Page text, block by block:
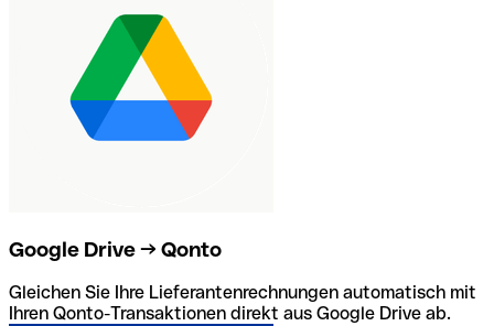
Google Drive → Qonto
Gleichen Sie Ihre Lieferantenrechnungen automatisch mit
Ihren Qonto-Transaktionen direkt aus Google Drive ab.